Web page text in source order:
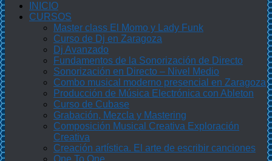
INICIO
CURSOS
Master class El Momo y Lady Funk
Curso de Dj en Zaragoza
Dj Avanzado
Fundamentos de la Sonorización de Directo
Sonorización en Directo – Nivel Medio
Combo musical moderno presencial en Zaragoza
Producción de Música Electrónica con Ableton
Curso de Cubase
Grabación, Mezcla y Mastering
Composición Musical Creativa Exploración
Creativa
Creación artística. El arte de escribir canciones
One To One